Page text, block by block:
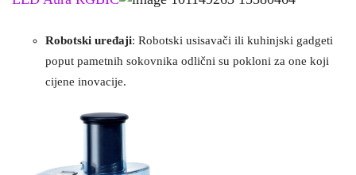
Robotski uređaji: Robotski usisavači ili kuhinjski gadgeti
poput pametnih sokovnika odlični su pokloni za one koji
cijene inovacije.